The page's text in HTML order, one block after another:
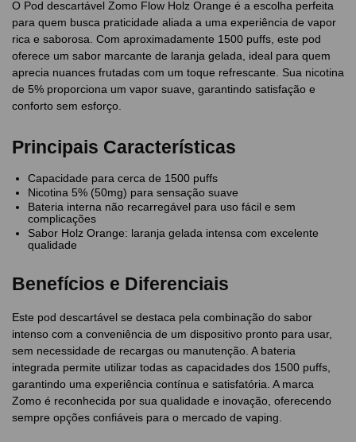
O Pod descartável Zomo Flow Holz Orange é a escolha perfeita
para quem busca praticidade aliada a uma experiência de vapor
rica e saborosa. Com aproximadamente 1500 puffs, este pod
oferece um sabor marcante de laranja gelada, ideal para quem
aprecia nuances frutadas com um toque refrescante. Sua nicotina
de 5% proporciona um vapor suave, garantindo satisfação e
conforto sem esforço.
Principais Características
Capacidade para cerca de 1500 puffs
Nicotina 5% (50mg) para sensação suave
Bateria interna não recarregável para uso fácil e sem
complicações
Sabor Holz Orange: laranja gelada intensa com excelente
qualidade
Benefícios e Diferenciais
Este pod descartável se destaca pela combinação do sabor
intenso com a conveniência de um dispositivo pronto para usar,
sem necessidade de recargas ou manutenção. A bateria
integrada permite utilizar todas as capacidades dos 1500 puffs,
garantindo uma experiência contínua e satisfatória. A marca
Zomo é reconhecida por sua qualidade e inovação, oferecendo
sempre opções confiáveis para o mercado de vaping.